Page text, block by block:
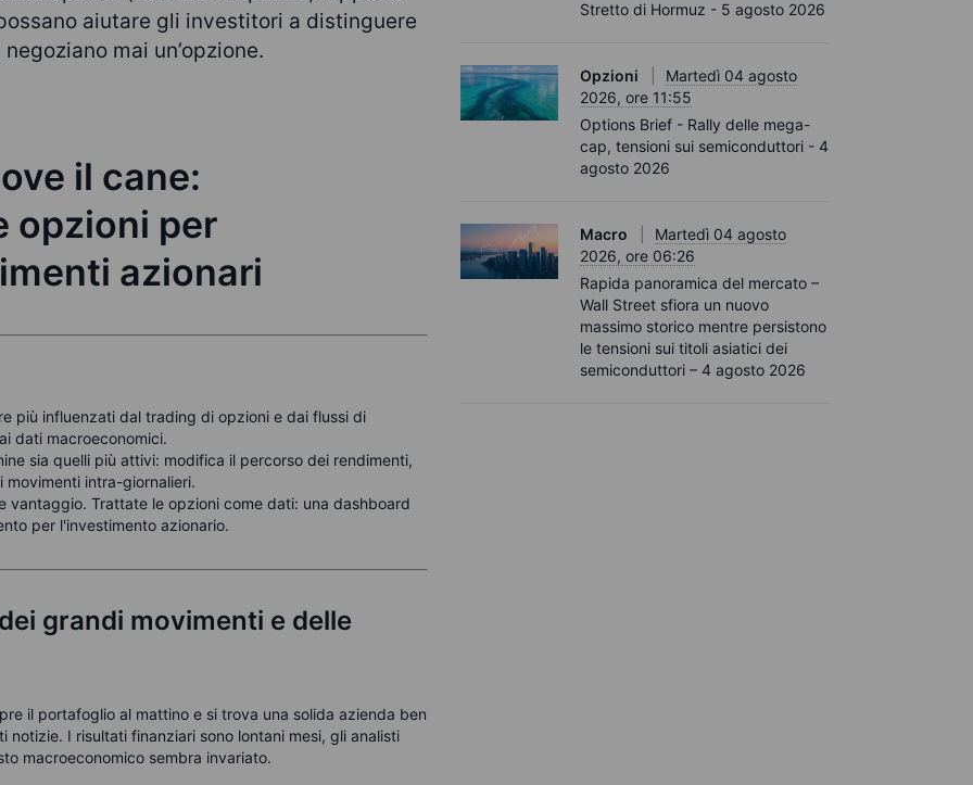
aiutare gli investitori a distinguere
mai un’opzione.
il cane:
opzioni per
azionari
più influenzati dal trading di opzioni e dai flussi di
dati macroeconomici.
sia quelli più attivi: modifica il percorso dei rendimenti,
intra-giornalieri.
vantaggio. Trattate le opzioni come dati: una dashboard
per l'investimento azionario.
grandi movimenti e delle
il portafoglio al mattino e si trova una solida azienda ben
notizie. I risultati finanziari sono lontani mesi, gli analisti
macroeconomico sembra invariato.
Stretto di Hormuz - 5 agosto 2026
Opzioni
Martedì 04 agosto
2026, ore 11:55
Options Brief - Rally delle mega-
cap, tensioni sui semiconduttori - 4
agosto 2026
Macro
Martedì 04 agosto
2026, ore 06:26
Rapida panoramica del mercato –
Wall Street sfiora un nuovo
massimo storico mentre persistono
le tensioni sui titoli asiatici dei
semiconduttori – 4 agosto 2026